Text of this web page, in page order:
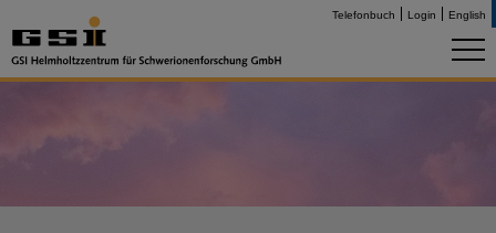
Telefonbuch Login English